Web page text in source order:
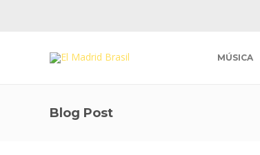
MÚSICA
Blog Post